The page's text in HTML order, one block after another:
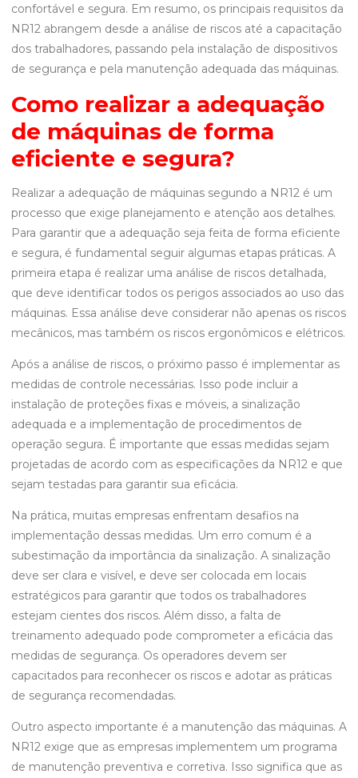
confortável e segura. Em resumo, os principais requisitos da
NR12 abrangem desde a análise de riscos até a capacitação
dos trabalhadores, passando pela instalação de dispositivos
de segurança e pela manutenção adequada das máquinas.
Como realizar a adequação
de máquinas de forma
eficiente e segura?
Realizar a adequação de máquinas segundo a NR12 é um
processo que exige planejamento e atenção aos detalhes.
Para garantir que a adequação seja feita de forma eficiente
e segura, é fundamental seguir algumas etapas práticas. A
primeira etapa é realizar uma análise de riscos detalhada,
que deve identificar todos os perigos associados ao uso das
máquinas. Essa análise deve considerar não apenas os riscos
mecânicos, mas também os riscos ergonômicos e elétricos.
Após a análise de riscos, o próximo passo é implementar as
medidas de controle necessárias. Isso pode incluir a
instalação de proteções fixas e móveis, a sinalização
adequada e a implementação de procedimentos de
operação segura. É importante que essas medidas sejam
projetadas de acordo com as especificações da NR12 e que
sejam testadas para garantir sua eficácia.
Na prática, muitas empresas enfrentam desafios na
implementação dessas medidas. Um erro comum é a
subestimação da importância da sinalização. A sinalização
deve ser clara e visível, e deve ser colocada em locais
estratégicos para garantir que todos os trabalhadores
estejam cientes dos riscos. Além disso, a falta de
treinamento adequado pode comprometer a eficácia das
medidas de segurança. Os operadores devem ser
capacitados para reconhecer os riscos e adotar as práticas
de segurança recomendadas.
Outro aspecto importante é a manutenção das máquinas. A
NR12 exige que as empresas implementem um programa
de manutenção preventiva e corretiva. Isso significa que as